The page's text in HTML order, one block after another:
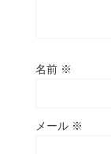
名前 ※
メール ※